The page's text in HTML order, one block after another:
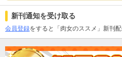
新刊通知を受け取る
会員登録をすると「肉女のススメ」新刊